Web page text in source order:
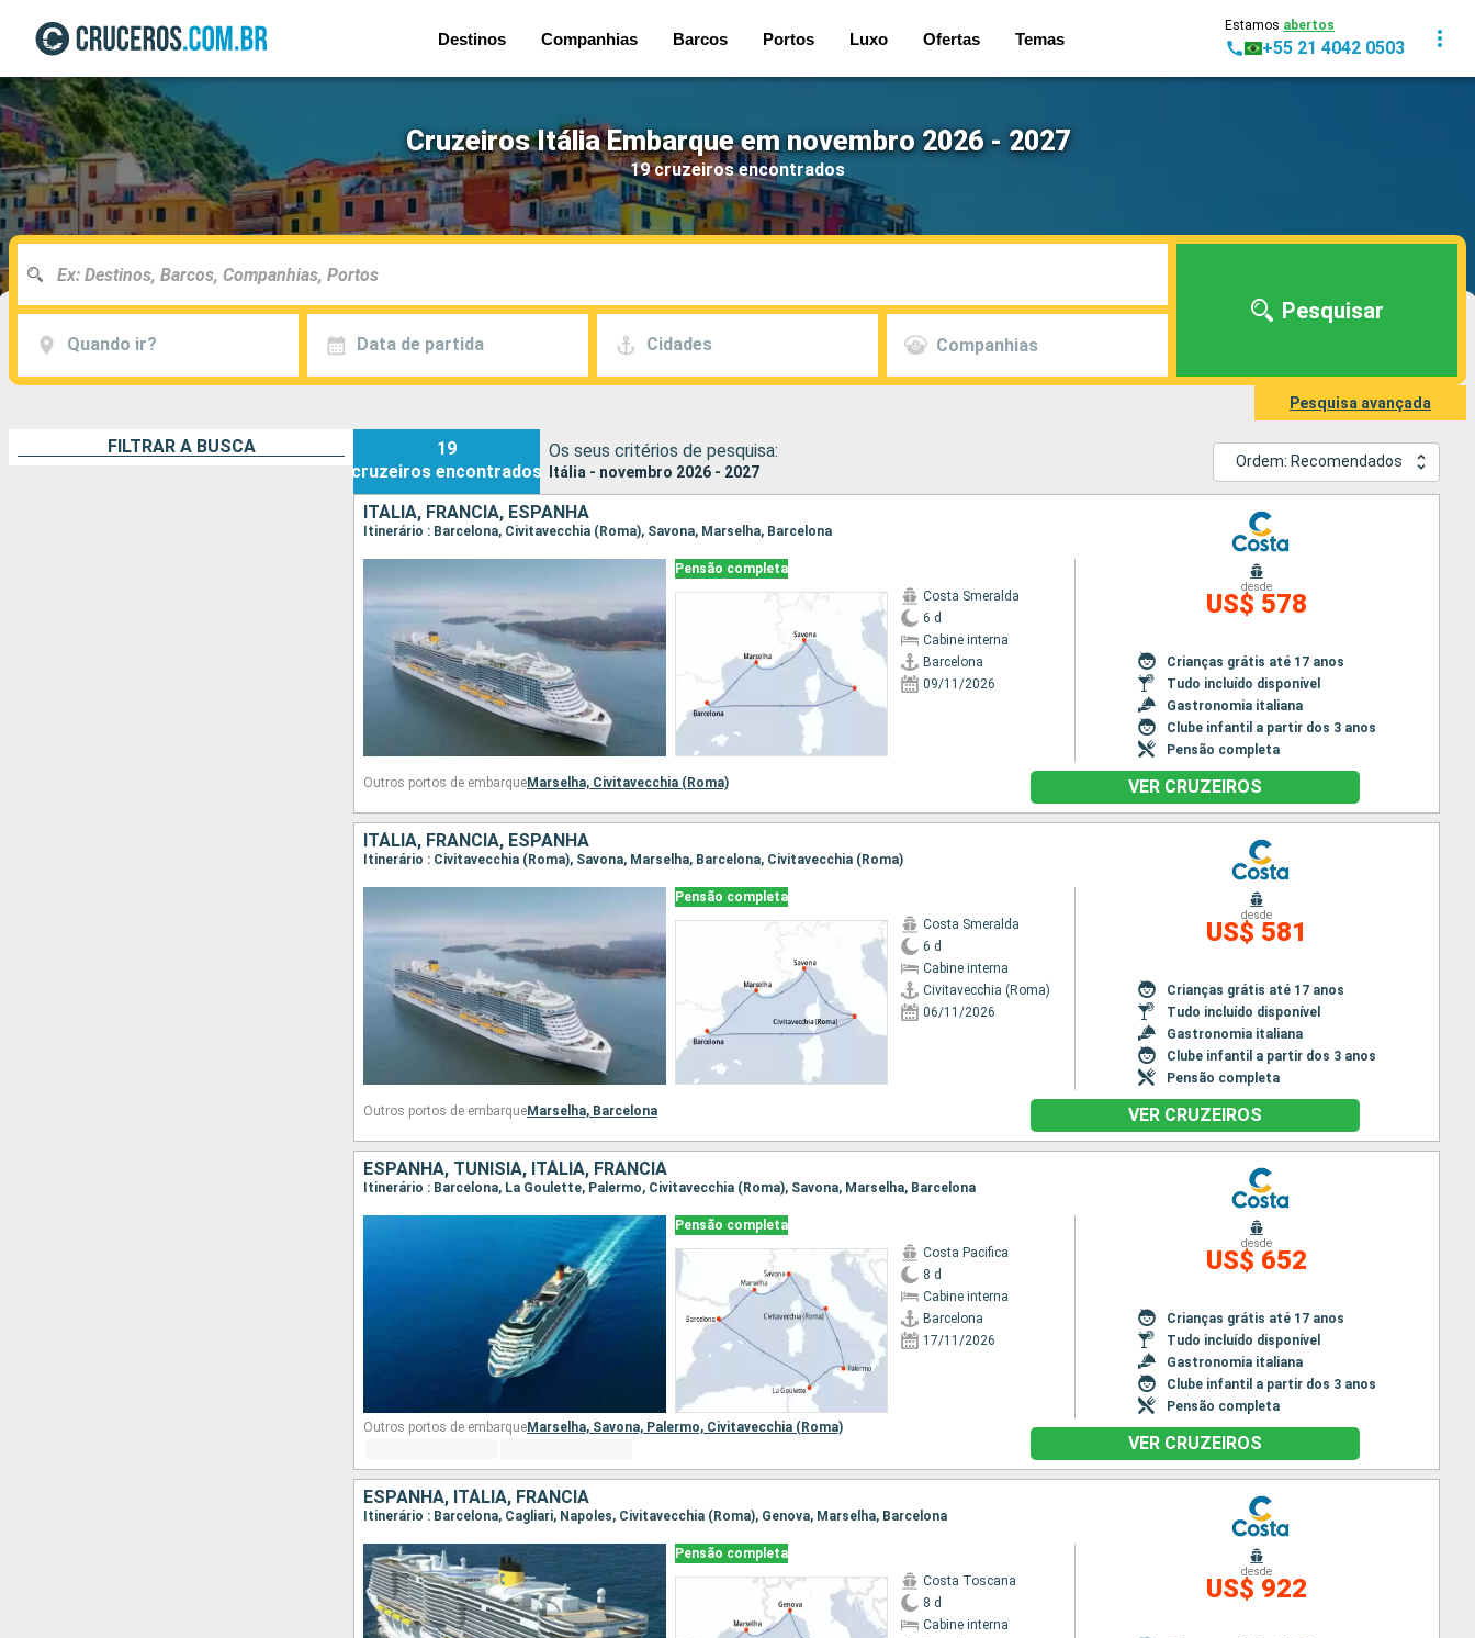
Destinos Companhias Barcos Portos Luxo Ofertas Temas
Estamos abertos
+55 21 4042 0503
Cruzeiros Itália Embarque em novembro 2026 - 2027
19 cruzeiros encontrados
Quando ir? Data de partida Cidades Companhias
Pesquisar
Pesquisa avançada
FILTRAR A BUSCA
19
cruzeiros encontrados
Os seus critérios de pesquisa:
Itália - novembro 2026 - 2027
Ordem: Recomendados
ITÁLIA, FRANCIA, ESPANHA
Itinerário : Barcelona, Civitavecchia (Roma), Savona, Marselha, Barcelona
Pensão completa
Costa Smeralda
6 d
Cabine interna
Barcelona
09/11/2026
desde
US$ 578
Crianças grátis até 17 anos
Tudo incluído disponível
Gastronomia italiana
Clube infantil a partir dos 3 anos
Pensão completa
Outros portos de embarqueMarselha, Civitavecchia (Roma) VER CRUZEIROS
ITÁLIA, FRANCIA, ESPANHA
Itinerário : Civitavecchia (Roma), Savona, Marselha, Barcelona, Civitavecchia (Roma)
Pensão completa
Costa Smeralda
6 d
Cabine interna
Civitavecchia (Roma)
06/11/2026
desde
US$ 581
Crianças grátis até 17 anos
Tudo incluído disponível
Gastronomia italiana
Clube infantil a partir dos 3 anos
Pensão completa
Outros portos de embarqueMarselha, Barcelona VER CRUZEIROS
ESPANHA, TUNÍSIA, ITÁLIA, FRANCIA
Itinerário : Barcelona, La Goulette, Palermo, Civitavecchia (Roma), Savona, Marselha, Barcelona
Pensão completa
Costa Pacifica
8 d
Cabine interna
Barcelona
17/11/2026
desde
US$ 652
Crianças grátis até 17 anos
Tudo incluído disponível
Gastronomia italiana
Clube infantil a partir dos 3 anos
Pensão completa
Outros portos de embarqueMarselha, Savona, Palermo, Civitavecchia (Roma)
VER CRUZEIROS
ESPANHA, ITÁLIA, FRANCIA
Itinerário : Barcelona, Cagliari, Napoles, Civitavecchia (Roma), Genova, Marselha, Barcelona
Pensão completa
Costa Toscana
8 d
Cabine interna
desde
US$ 922